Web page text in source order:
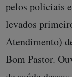
pelos policiais
levados
Atendimento)
Bom Pastor.